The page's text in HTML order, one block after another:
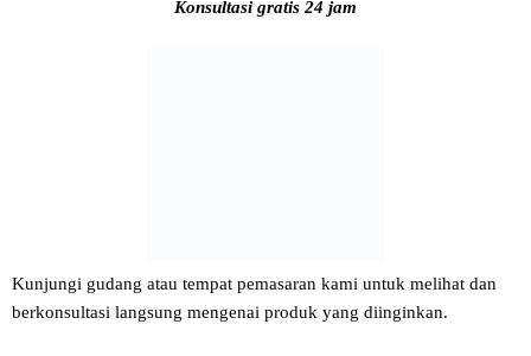
Konsultasi gratis 24 jam
Kunjungi gudang atau tempat pemasaran kami untuk melihat dan
berkonsultasi langsung mengenai produk yang diinginkan.